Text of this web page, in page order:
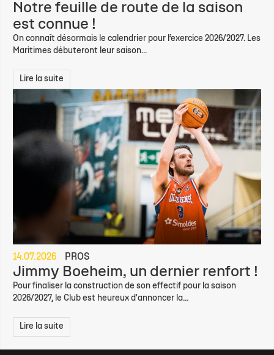
Notre feuille de route de la saison
est connue !
On connaît désormais le calendrier pour l’exercice 2026/2027. Les
Maritimes débuteront leur saison...
Lire la suite
14.07.2026 PROS
Jimmy Boeheim, un dernier renfort !
Pour finaliser la construction de son effectif pour la saison
2026/2027, le Club est heureux d'annoncer la...
Lire la suite